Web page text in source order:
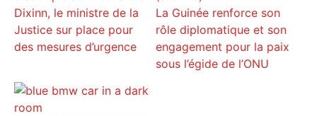
Dixinn, le ministre de la
Justice sur place pour
des mesures d’urgence
La Guinée renforce son
rôle diplomatique et son
engagement pour la paix
sous l’égide de l’ONU